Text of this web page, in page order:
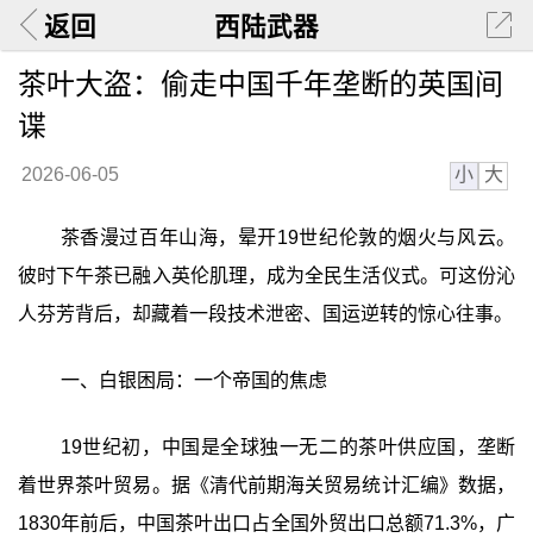
返回 西陆武器
茶叶大盗：偷走中国千年垄断的英国间
谍
2026-06-05 小 大
茶香漫过百年山海，晕开19世纪伦敦的烟火与风云。
彼时下午茶已融入英伦肌理，成为全民生活仪式。可这份沁
人芬芳背后，却藏着一段技术泄密、国运逆转的惊心往事。
一、白银困局：一个帝国的焦虑
19世纪初，中国是全球独一无二的茶叶供应国，垄断
着世界茶叶贸易。据《清代前期海关贸易统计汇编》数据，
1830年前后，中国茶叶出口占全国外贸出口总额71.3%，广